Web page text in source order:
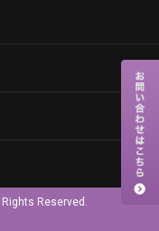
Reserved.